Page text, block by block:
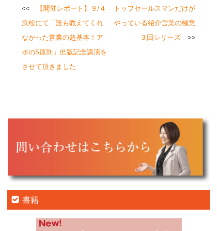
投
稿
ナ
ビ
ゲ
ョ
【開催レポート】９/４
浜松にて「誰も教えてくれ
なかった営業の超基本！ア
ポの5原則」出版記念講演を
させて頂きました
トップセールスマンだけが
やっている紹介営業の極意
３回シリーズ
書籍